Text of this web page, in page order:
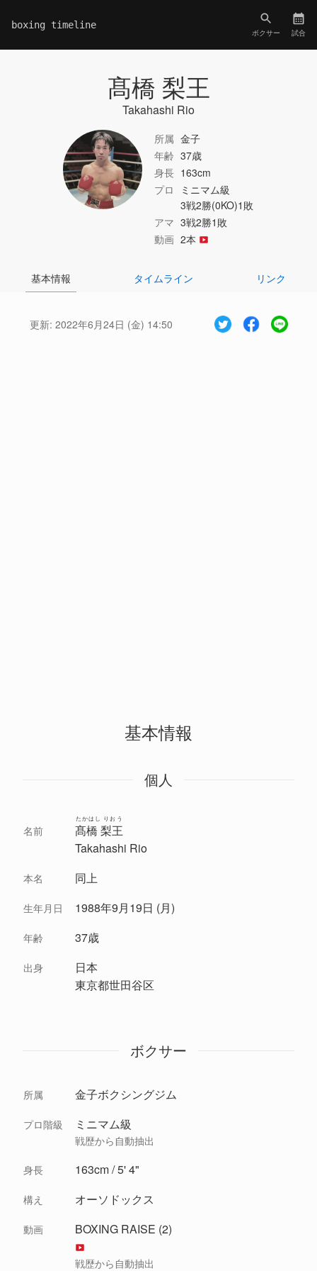
boxing timeline
ボクサー 試合
髙橋 梨王
Takahashi Rio
所属 金子
年齢 37歳
身長 163cm
プロ
ミニマム級
3戦2勝(0KO)1敗
アマ 3戦2勝1敗
動画 2本
基本情報 タイムライン リンク
更新: 2022年6月24日 (金) 14:50
基本情報
個人
名前 髙橋 梨王
たかはし りおう
Takahashi Rio
本名 同上
生年月日 1988年9月19日 (月)
年齢 37歳
出身
日本
東京都世田谷区
ボクサー
所属 金子ボクシングジム
プロ階級 ミニマム級
戦歴から自動抽出
身長 163cm / 5' 4"
構え オーソドックス
動画 BOXING RAISE (2)
戦歴から自動抽出